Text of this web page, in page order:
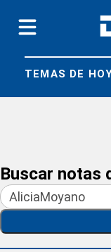
TEMAS DE
Buscar notas